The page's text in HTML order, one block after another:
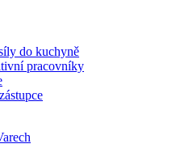
do kuchyně
pracovníky